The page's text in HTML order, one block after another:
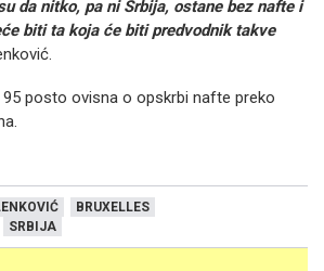
da nitko, pa ni Srbija, ostane bez nafte i
biti ta koja će biti predvodnik takve
95 posto ovisna o opskrbi nafte preko
BRUXELLES
SRBIJA